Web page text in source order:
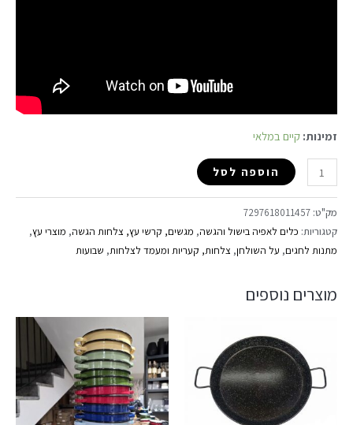
זמינות: קיים במלאי
הוספה לסל
מק"ט: 7297618011457
קטגוריות: כלים לאפיה בישול והגשה, מגשים, קרשי עץ, צלחות הגשה, מוצרי עץ,
מתנות לחגים, על השולחן, צלחות, קעריות ומעמד לצלחות, שבועות
מוצרים נוספים